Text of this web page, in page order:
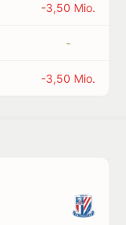
-3,50 Mio.
-
-3,50 Mio.